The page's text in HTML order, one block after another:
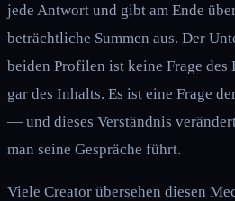
jede Antwort und gibt am Ende
beträchtliche Summen aus. Der
beiden Profilen ist keine Frage des
gar des Inhalts. Es ist eine Frage
— und dieses Verständnis
man seine Gespräche führt.
Viele Creator übersehen diesen